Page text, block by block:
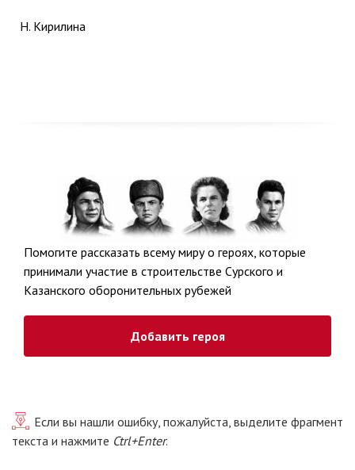
Н. Кирилина
Помогите рассказать всему миру о героях, которые
принимали участие в строительстве Сурского и
Казанского оборонительных рубежей
Добавить героя
Если вы нашли ошибку, пожалуйста, выделите фрагмент
текста и нажмите Ctrl+Enter.